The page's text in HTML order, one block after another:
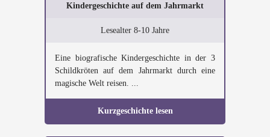
Kindergeschichte auf dem Jahrmarkt
Lesealter 8-10 Jahre
Eine biografische Kindergeschichte in der 3
Schildkröten auf dem Jahrmarkt durch eine
magische Welt reisen. ...
Kurzgeschichte lesen